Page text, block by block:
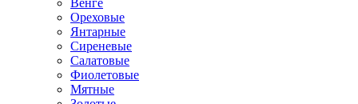
Венге
Ореховые
Янтарные
Сиреневые
Салатовые
Фиолетовые
Мятные